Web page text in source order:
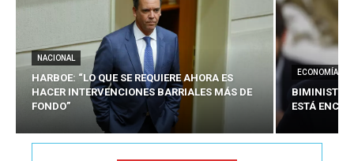
NACIONAL
HARBOE: “LO QUE SE REQUIERE AHORA ES
HACER INTERVENCIONES BARRIALES MÁS DE
FONDO”
ECONOMÍA
BIMINISTRO
ESTÁ